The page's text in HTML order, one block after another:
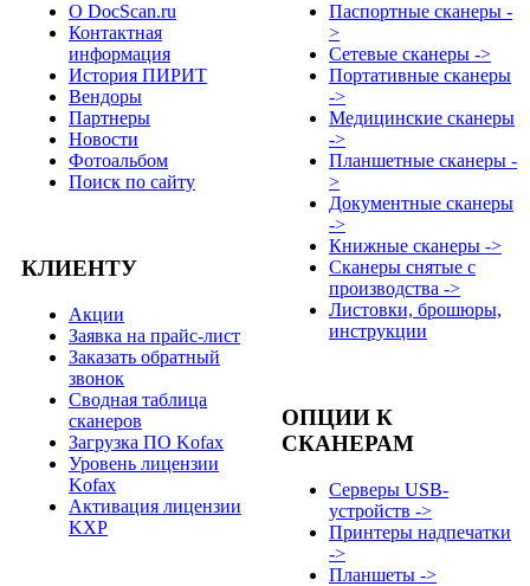
О DocScan.ru
Контактная
информация
История ПИРИТ
Вендоры
Партнеры
Новости
Фотоальбом
Поиск по сайту
КЛИЕНТУ
Акции
Заявка на прайс-лист
Заказать обратный
звонок
Сводная таблица
сканеров
Загрузка ПО Kofax
Уровень лицензии
Kofax
Активация лицензии
KXP
Паспортные сканеры -
>
Сетевые сканеры ->
Портативные сканеры
->
Медицинские сканеры
->
Планшетные сканеры -
>
Документные сканеры
->
Книжные сканеры ->
Сканеры снятые с
производства ->
Листовки, брошюры,
инструкции
ОПЦИИ К
СКАНЕРАМ
Серверы USB-
устройств ->
Принтеры надпечатки
->
Планшеты ->